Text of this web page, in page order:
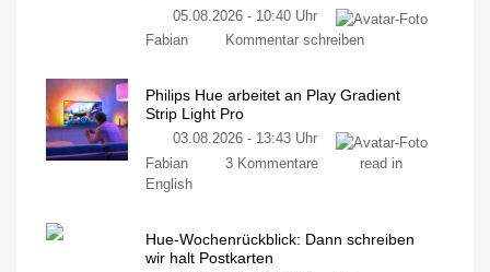
05.08.2026 - 10:40 Uhr
Fabian
Kommentar schreiben
Philips Hue arbeitet an Play Gradient
Strip Light Pro
03.08.2026 - 13:43 Uhr
Fabian
3 Kommentare
read in
English
Hue-Wochenrückblick: Dann schreiben
wir halt Postkarten